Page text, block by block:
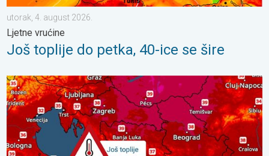
utorak, 4. august 2026.
Ljetne vrućine
Još toplije do petka, 40-ice se šire
Još malo toplije, do kada?. Lokalno 40-ice. . . nedjelja, 2.